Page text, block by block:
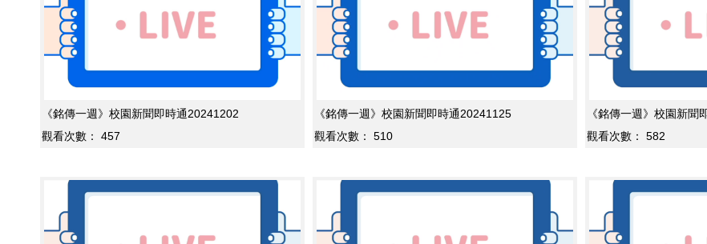
《銘傳一週》校園新聞即時通20241202
觀看次數：
457
《銘傳一週》校園新聞即時通20241125
觀看次數：
510
《銘傳一週》校園新聞
觀看次數：
582